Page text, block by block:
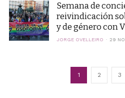
Semana de
reivindicación
y de género con
JORGE OVELLEIRO 29
1 2 3